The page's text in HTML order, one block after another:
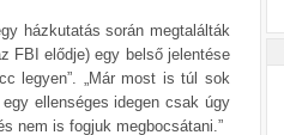
házkutatás során megtalálták
FBI elődje) egy belső jelentése
legyen”. „Már most is túl sok
ellenséges idegen csak úgy
nem is fogjuk megbocsátani.”